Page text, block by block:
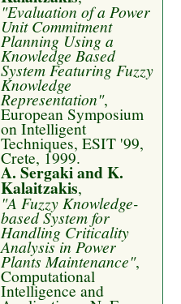
"Evaluation of a Power
Unit Commitment
Planning Using a
Knowledge Based
System Featuring Fuzzy
Knowledge
Representation",
European Symposium
on Intelligent
Techniques, ESIT '99,
Crete, 1999.
A. Sergaki and K.
Kalaitzakis,
"A Fuzzy Knowledge-
based System for
Handling Criticality
Analysis in Power
Plants Maintenance",
Computational
Intelligence and